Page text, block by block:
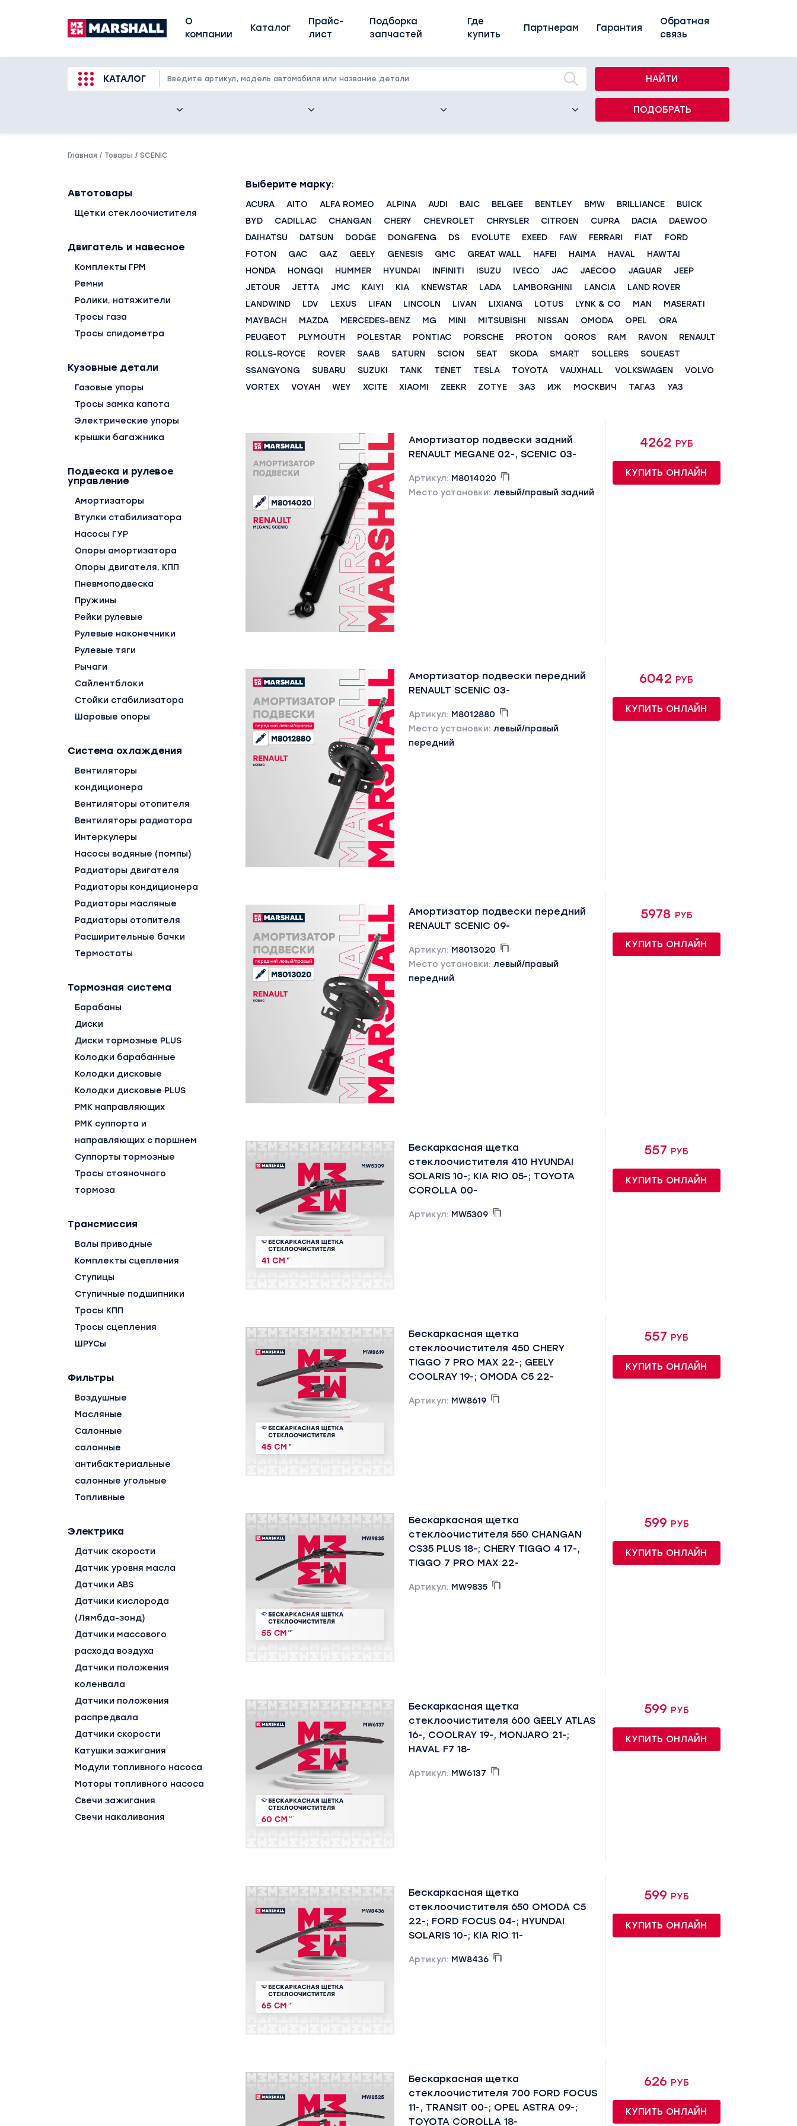
О
компании
Каталог
Прайс-
лист
Подборка
запчастей
Где
купить
Партнерам Гарантия
Обратная
связь
КАТАЛОГ НАЙТИ
ПОДОБРАТЬ
Главная / Товары / SCENIC
Автотовары
Щетки стеклоочистителя
Двигатель и навесное
Комплекты ГРМ
Ремни
Ролики, натяжители
Тросы газа
Тросы спидометра
Кузовные детали
Газовые упоры
Тросы замка капота
Электрические упоры
крышки багажника
Подвеска и рулевое
управление
Амортизаторы
Втулки стабилизатора
Насосы ГУР
Опоры амортизатора
Опоры двигателя, КПП
Пневмоподвеска
Пружины
Рейки рулевые
Рулевые наконечники
Рулевые тяги
Рычаги
Сайлентблоки
Стойки стабилизатора
Шаровые опоры
Система охлаждения
Вентиляторы
кондиционера
Вентиляторы отопителя
Вентиляторы радиатора
Интеркулеры
Насосы водяные (помпы)
Радиаторы двигателя
Радиаторы кондиционера
Радиаторы масляные
Радиаторы отопителя
Расширительные бачки
Термостаты
Тормозная система
Барабаны
Диски
Диски тормозные PLUS
Колодки барабанные
Колодки дисковые
Колодки дисковые PLUS
РМК направляющих
РМК суппорта и
направляющих с поршнем
Суппорты тормозные
Тросы стояночного
тормоза
Трансмиссия
Валы приводные
Комплекты сцепления
Ступицы
Ступичные подшипники
Тросы КПП
Тросы сцепления
ШРУСы
Фильтры
Воздушные
Масляные
Салонные
салонные
антибактериальные
салонные угольные
Топливные
Электрика
Датчик скорости
Датчик уровня масла
Датчики ABS
Датчики кислорода
(Лямбда-зонд)
Датчики массового
расхода воздуха
Датчики положения
коленвала
Датчики положения
распредвала
Датчики скорости
Катушки зажигания
Модули топливного насоса
Моторы топливного насоса
Свечи зажигания
Свечи накаливания
Выберите марку:
ACURA AITO ALFA ROMEO ALPINA AUDI BAIC BELGEE BENTLEY BMW BRILLIANCE
BUICK
BYD
CADILLAC CHANGAN CHERY CHEVROLET CHRYSLER CITROEN CUPRA DACIA
DAEWOO
DAIHATSU
DATSUN DODGE DONGFENG DS EVOLUTE EXEED FAW FERRARI FIAT
FORD
FOTON
GAC GAZ GEELY GENESIS GMC GREAT WALL HAFEI HAIMA HAVAL
HAWTAI
HONDA
HONGQI HUMMER HYUNDAI INFINITI ISUZU IVECO JAC JAECOO JAGUAR
JEEP
JETOUR
JETTA JMC KAIYI KIA KNEWSTAR LADA LAMBORGHINI LANCIA
LAND ROVER
LANDWIND
LDV LEXUS LIFAN LINCOLN LIVAN LIXIANG LOTUS LYNK & CO MAN
MASERATI
MAYBACH
MAZDA MERCEDES-BENZ MG MINI MITSUBISHI NISSAN OMODA OPEL
ORA
PEUGEOT
PLYMOUTH POLESTAR PONTIAC PORSCHE PROTON QOROS RAM RAVON
RENAULT
ROLLS-ROYCE
ROVER SAAB SATURN SCION SEAT SKODA SMART SOLLERS
SOUEAST
SSANGYONG
SUBARU SUZUKI TANK TENET TESLA TOYOTA VAUXHALL VOLKSWAGEN
VOLVO
VORTEX
VOYAH WEY XCITE XIAOMI ZEEKR ZOTYE ЗАЗ ИЖ МОСКВИЧ ТАГАЗ УАЗ
Амортизатор подвески задний
RENAULT MEGANE 02-, SCENIC 03-
Артикул: M8014020
Место установки: левый/правый задний
4262 руб
КУПИТЬ ОНЛАЙН
Амортизатор подвески передний
RENAULT SCENIC 03-
Артикул: M8012880
Место установки: левый/правый
передний
6042 руб
КУПИТЬ ОНЛАЙН
Амортизатор подвески передний
RENAULT SCENIC 09-
Артикул: M8013020
Место установки: левый/правый
передний
5978 руб
КУПИТЬ ОНЛАЙН
Бескаркасная щетка
стеклоочистителя 410 HYUNDAI
SOLARIS 10-; KIA RIO 05-; TOYOTA
COROLLA 00-
Артикул: MW5309
557 руб
КУПИТЬ ОНЛАЙН
Бескаркасная щетка
стеклоочистителя 450 CHERY
TIGGO 7 PRO MAX 22-; GEELY
COOLRAY 19-; OMODA C5 22-
Артикул: MW8619
557 руб
КУПИТЬ ОНЛАЙН
Бескаркасная щетка
стеклоочистителя 550 CHANGAN
CS35 PLUS 18-; CHERY TIGGO 4 17-,
TIGGO 7 PRO MAX 22-
Артикул: MW9835
599 руб
КУПИТЬ ОНЛАЙН
Бескаркасная щетка
стеклоочистителя 600 GEELY ATLAS
16-, COOLRAY 19-, MONJARO 21-;
HAVAL F7 18-
Артикул: MW6137
599 руб
КУПИТЬ ОНЛАЙН
Бескаркасная щетка
стеклоочистителя 650 OMODA C5
22-; FORD FOCUS 04-; HYUNDAI
SOLARIS 10-; KIA RIO 11-
Артикул: MW8436
599 руб
КУПИТЬ ОНЛАЙН
Бескаркасная щетка
стеклоочистителя 700 FORD FOCUS
11-, TRANSIT 00-; OPEL ASTRA 09-;
TOYOTA COROLLA 18-
626 руб
КУПИТЬ ОНЛАЙН